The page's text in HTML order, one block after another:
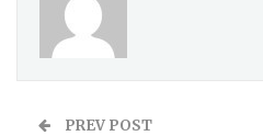
PREV POST